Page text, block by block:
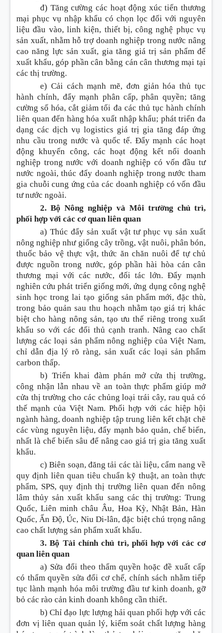
đ) Tăng cường các hoạt động xúc tiến thương
mại phục vụ nhập khẩu có chọn lọc đối với nguyên
liệu đầu vào, linh kiện, thiết bị, công nghệ phục vụ
sản xuất, nhằm hỗ trợ doanh nghiệp trong nước nâng
cao năng lực sản xuất, gia tăng giá trị sản phẩm để
xuất khẩu, góp phần cân bằng cán cân thương mại tại
các thị trường.
e) Cải cách mạnh mẽ, đơn giản hóa thủ tục
hành chính, đẩy mạnh phân cấp, phân quyền; tăng
cường số hóa, cắt giảm tối đa các thủ tục hành chính
liên quan đến hàng hóa xuất nhập khẩu; phát triển đa
dạng các dịch vụ logistics giá trị gia tăng đáp ứng
nhu cầu trong nước và quốc tế. Đẩy mạnh các hoạt
động khuyến công, các hoạt động kết nối doanh
nghiệp trong nước với doanh nghiệp có vốn đầu tư
nước ngoài, thúc đẩy doanh nghiệp trong nước tham
gia chuỗi cung ứng của các doanh nghiệp có vốn đầu
tư nước ngoài.
2. Bộ Nông nghiệp và Môi trường chủ trì,
phối hợp với các cơ quan liên quan
a) Thúc đẩy sản xuất vật tư phục vụ sản xuất
nông nghiệp như giống cây trồng, vật nuôi, phân bón,
thuốc bảo vệ thực vật, thức ăn chăn nuôi để tự chủ
được nguồn trong nước, góp phần hài hòa cán cân
thương mại với các nước, đối tác lớn. Đẩy mạnh
nghiên cứu phát triển giống mới, ứng dụng công nghệ
sinh học trong lai tạo giống sản phẩm mới, đặc thù,
trong bảo quản sau thu hoạch nhằm tạo giá trị khác
biệt cho hàng nông sản, tạo ưu thế riêng trong xuất
khẩu so với các đối thủ cạnh tranh. Nâng cao chất
lượng các loại sản phẩm nông nghiệp của Việt Nam,
chỉ dẫn địa lý rõ ràng, sản xuất các loại sản phẩm
carbon thấp.
b) Triển khai đàm phán mở cửa thị trường,
công nhận lẫn nhau về an toàn thực phẩm giúp mở
cửa thị trường cho các chủng loại trái cây, rau quả có
thế mạnh của Việt Nam. Phối hợp với các hiệp hội
ngành hàng, doanh nghiệp tập trung liên kết chặt chẽ
các vùng nguyên liệu, đẩy mạnh bảo quản, chế biến,
nhất là chế biến sâu để nâng cao giá trị gia tăng xuất
khẩu.
c) Biên soạn, đăng tải các tài liệu, cẩm nang về
quy định liên quan tiêu chuẩn kỹ thuật, an toàn thực
phẩm, SPS, quy định thị trường liên quan đến nông
lâm thủy sản xuất khẩu sang các thị trường: Trung
Quốc, Liên minh châu Âu, Hoa Kỳ, Nhật Bản, Hàn
Quốc, Ấn Độ, Úc, Niu Di-lân, đặc biệt chú trọng nâng
cao chất lượng sản phẩm xuất khẩu.
3. Bộ Tài chính chủ trì, phối hợp với các cơ
quan liên quan
a) Sửa đổi theo thẩm quyền hoặc đề xuất cấp
có thẩm quyền sửa đổi cơ chế, chính sách nhằm tiếp
tục lành mạnh hóa môi trường đầu tư kinh doanh, gỡ
bỏ các rào cản kinh doanh không cần thiết.
b) Chỉ đạo lực lượng hải quan phối hợp với các
đơn vị liên quan quản lý, kiểm soát chất lượng hàng